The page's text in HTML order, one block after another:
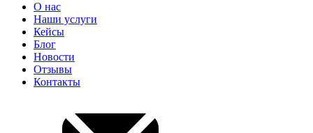
О нас
Наши услуги
Кейсы
Блог
Новости
Отзывы
Контакты